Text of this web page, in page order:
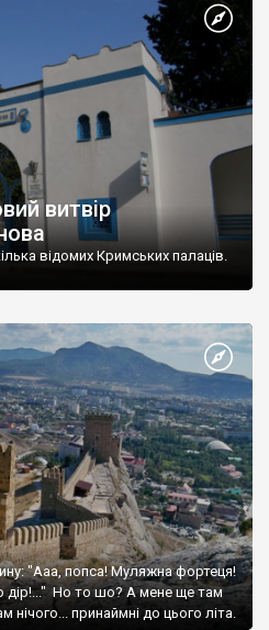
витвір
відомих Кримських палаців.
"Ааа, попса! Муляжна фортеця!
дір!..." Но то шо? А мене ще там
нічого... принаймні до цього літа.